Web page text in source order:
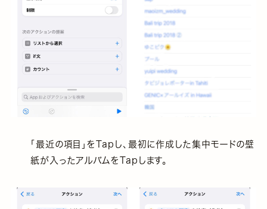
「最近の項目」をTapし、最初に作成した集中モードの壁
紙が入ったアルバムをTapします。